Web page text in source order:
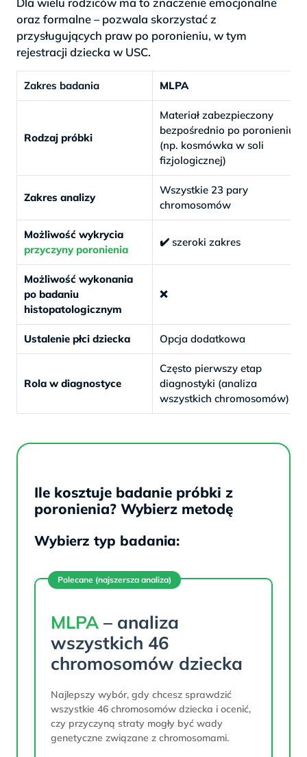
oraz formalne – pozwala skorzystać z
przysługujących praw po poronieniu, w tym
rejestracji dziecka w USC.
Zakres badania MLPA
Rodzaj próbki
Materiał zabezpieczony
bezpośrednio po poronieniu
(np. kosmówka w soli
fizjologicznej)
Zakres analizy
Wszystkie 23 pary
chromosomów
Możliwość wykrycia
przyczyny poronienia
✔️ szeroki zakres
Możliwość wykonania
po badaniu
histopatologicznym
❌
Ustalenie płci dziecka Opcja dodatkowa
Rola w diagnostyce
Często pierwszy etap
diagnostyki (analiza
wszystkich chromosomów)
Ile kosztuje badanie próbki z
poronienia? Wybierz metodę
Wybierz typ badania:
Polecane (najszersza analiza)
MLPA – analiza
wszystkich 46
chromosomów dziecka
Najlepszy wybór, gdy chcesz sprawdzić
wszystkie 46 chromosomów dziecka i ocenić,
czy przyczyną straty mogły być wady
genetyczne związane z chromosomami.